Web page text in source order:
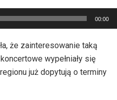
00:00
że zainteresowanie taką
wypełniały się
już dopytują o terminy